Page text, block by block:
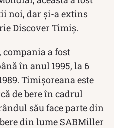
noi, dar și-a extins
Discover Timiș.
a fost
în anul 1995, la 6
Timișoreana este
de bere în cadrul
său face parte din
din lume SABMiller